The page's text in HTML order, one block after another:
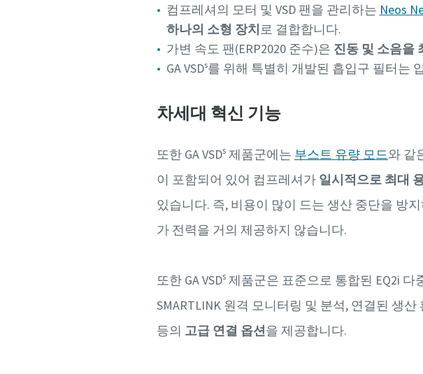
컴프레셔의 모터 및 VSD 팬을 관리하는 Neos
하나의 소형 장치 로 결합합니다.
가변 속도 팬(ERP2020 준수)은 진동 및 소음을
GA VSDˢ를 위해 특별히 개발된 흡입구 필터는
차세대 혁신 기능
또한 GA VSDs 제품군에는 부스트 유량 모드와 같
이 포함되어 있어 컴프레셔가 일시적으로 최대
있습니다. 즉, 비용이 많이 드는 생산 중단을 방
가 전력을 거의 제공하지 않습니다.
또한 GA VSDs 제품군은 표준으로 통합된 EQ2i 다
SMARTLINK 원격 모니터링 및 분석, 연결된 생산
등의 고급 연결 옵션을 제공합니다.